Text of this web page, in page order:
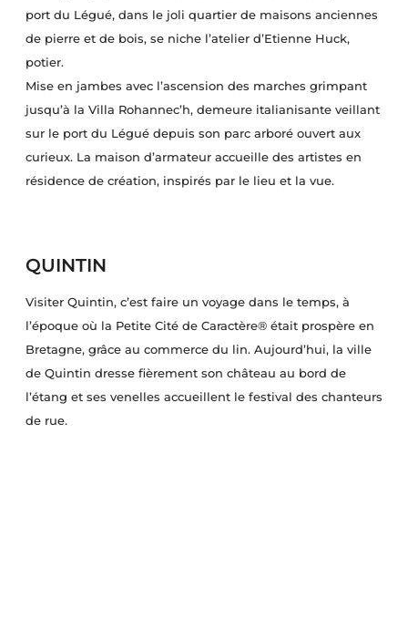
port du Légué, dans le joli quartier de maisons anciennes
de pierre et de bois, se niche l’atelier d’Etienne Huck,
potier.
Mise en jambes avec l’ascension des marches grimpant
jusqu’à la Villa Rohannec’h, demeure italianisante veillant
sur le port du Légué depuis son parc arboré ouvert aux
curieux. La maison d’armateur accueille des artistes en
résidence de création, inspirés par le lieu et la vue.
QUINTIN
Visiter Quintin, c’est faire un voyage dans le temps, à
l’époque où la Petite Cité de Caractère® était prospère en
Bretagne, grâce au commerce du lin. Aujourd’hui, la ville
de Quintin dresse fièrement son château au bord de
l’étang et ses venelles accueillent le festival des chanteurs
de rue.